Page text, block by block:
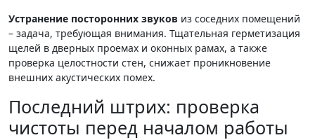
Устранение посторонних звуков из соседних помещений
– задача, требующая внимания. Тщательная герметизация
щелей в дверных проемах и оконных рамах, а также
проверка целостности стен, снижает проникновение
внешних акустических помех.
Последний штрих: проверка
чистоты перед началом работы